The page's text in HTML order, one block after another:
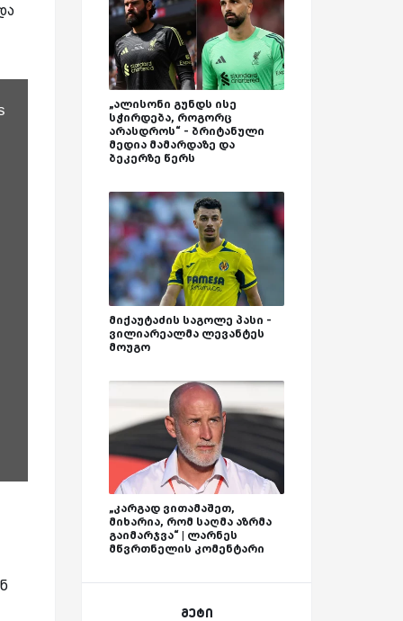
„ალისონი გუნდს ისე
სჭირდება, როგორც
არასდროს“ - ბრიტანული
მედია მამარდაზე და
ბეკერზე წერს
მიქაუტაძის საგოლე პასი -
ვილიარეალმა ლევანტეს
მოუგო
„კარგად ვითამაშეთ,
მიხარია, რომ საღმა აზრმა
გაიმარჯვა“ | ლარნეს
მწვრთნელის კომენტარი
მეტი